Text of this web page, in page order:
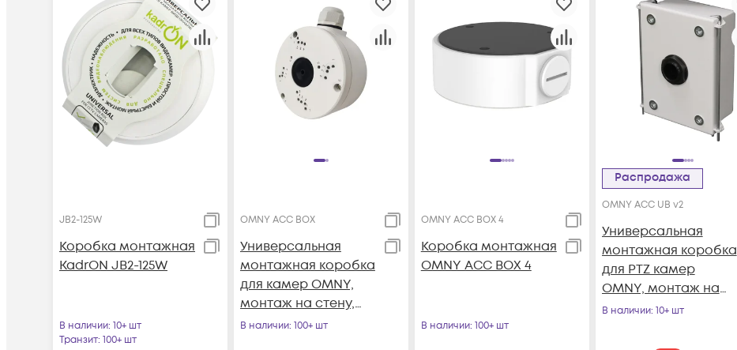
JB2-125W
Коробка монтажная
KadrON JB2-125W
В наличии: 10+ шт
Транзит: 100+ шт
OMNY ACC BOX
Универсальная
монтажная коробка
для камер OMNY,
монтаж на стену,
алюминий
В наличии: 100+ шт
OMNY ACC BOX 4
Коробка монтажная
OMNY ACC BOX 4
В наличии: 100+ шт
Распродажа
OMNY ACC UB v2
Универсальная
монтажная коробка
для PTZ камер
OMNY, монтаж на
стену, толщина
В наличии: 10+ шт